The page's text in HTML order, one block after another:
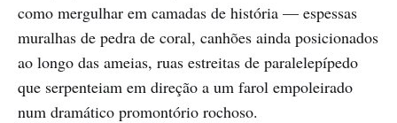
como mergulhar em camadas de história — espessas
muralhas de pedra de coral, canhões ainda posicionados
ao longo das ameias, ruas estreitas de paralelepípedo
que serpenteiam em direção a um farol empoleirado
num dramático promontório rochoso.